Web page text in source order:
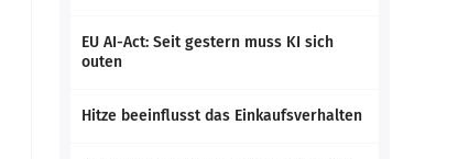
EU AI-Act: Seit gestern muss KI sich
outen
Hitze beeinflusst das Einkaufsverhalten